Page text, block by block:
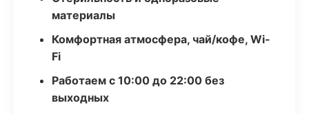
материалы
Комфортная атмосфера, чай/кофе, Wi-
Fi
Работаем с 10:00 до 22:00 без
выходных